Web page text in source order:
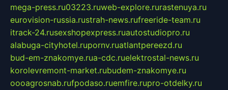
mega-press.ru03223.ruweb-explore.rurastenuya.ru
eurovision-russia.rustrah-news.rufreeride-team.ru
itrack-24.rusexshopexpress.ruautostudiopro.ru
alabuga-cityhotel.rupornv.ruatlantpereezd.ru
bud-em-znakomye.rua-cdc.ruelektrostal-news.ru
korolevremont-market.rubudem-znakomye.ru
oooagrosnab.rufpodaso.ruemfire.rupro-otdelky.ru